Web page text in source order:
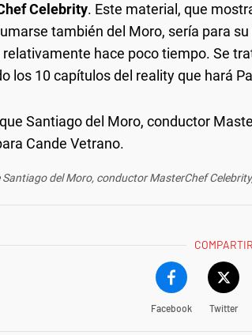
Celebrity. Este material, que
también del Moro, sería para
relativamente hace poco tiempo. Se
los 10 capítulos del reality que hará
Santiago del Moro, conductor MasterChef
COMPARTIR
Facebook Twitter